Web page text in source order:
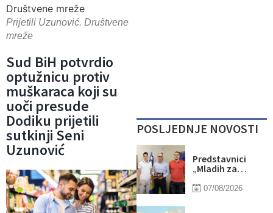
Prijetili Uzunović. Društvene
mreže
Sud BiH potvrdio
optužnicu protiv
muškaraca koji su
uoči presude
Dodiku prijetili
sutkinji Seni
Uzunović
POSLJEDNJE NOVOSTI
Predstavnici
„Mladih za
gradonačelniku
07/08/2026